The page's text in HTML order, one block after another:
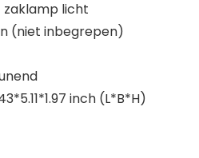
zaklamp licht
(niet inbegrepen)
inch (L*B*H)